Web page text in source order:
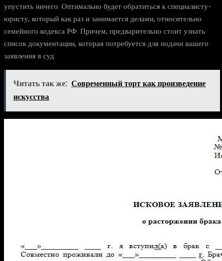
упустить ничего. Оптимально будет обратиться к специалисту-
юристу, который как раз и занимается делами, относительно
семейного кодекса РФ. Причем, предварительно стоит узнать
список документации, которая потребуется для подачи вашего
заявления в суд:
Читать так же: Современный торт как произведение
искусства